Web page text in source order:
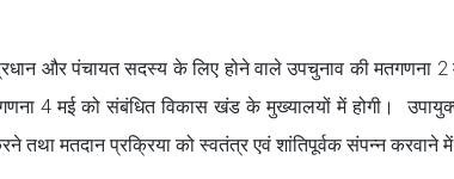
और पंचायत सदस्य के लिए होने वाले उपचुनाव की मतगणना
4 मई को संबंधित विकास खंड के मुख्यालयों में होगी।
तथा मतदान प्रक्रिया को स्वतंत्र एवं शांतिपूर्वक संपन्न करवाने